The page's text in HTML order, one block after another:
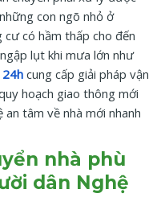
con ngõ nhỏ ở
có hầm thấp cho đến
lụt khi mưa lớn như
24h cung cấp giải pháp vận
hoạch giao thông mới
tâm về nhà mới nhanh
nhà phù
dân Nghệ